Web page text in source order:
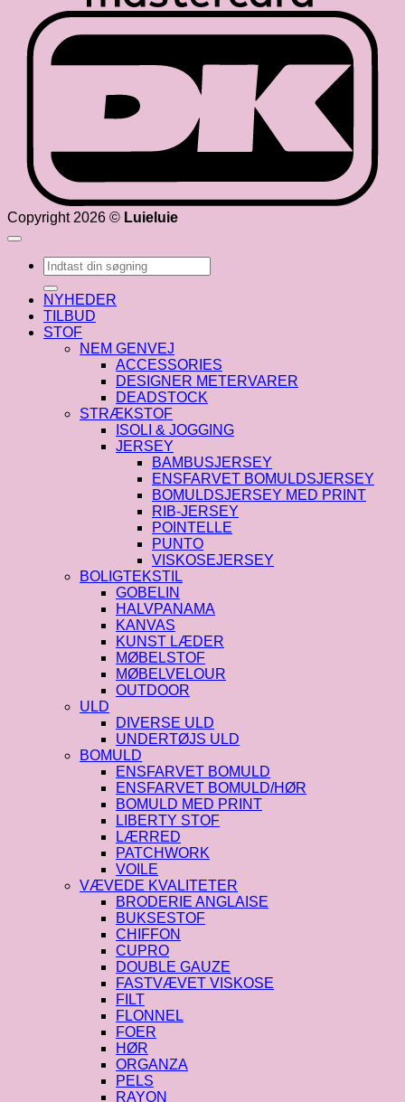
Copyright 2026 © Luieluie
Søg
efter:
NYHEDER
TILBUD
STOF
NEM GENVEJ
ACCESSORIES
DESIGNER METERVARER
DEADSTOCK
STRÆKSTOF
ISOLI & JOGGING
JERSEY
BAMBUSJERSEY
ENSFARVET BOMULDSJERSEY
BOMULDSJERSEY MED PRINT
RIB-JERSEY
POINTELLE
PUNTO
VISKOSEJERSEY
BOLIGTEKSTIL
GOBELIN
HALVPANAMA
KANVAS
KUNST LÆDER
MØBELSTOF
MØBELVELOUR
OUTDOOR
ULD
DIVERSE ULD
UNDERTØJS ULD
BOMULD
ENSFARVET BOMULD
ENSFARVET BOMULD/HØR
BOMULD MED PRINT
LIBERTY STOF
LÆRRED
PATCHWORK
VOILE
VÆVEDE KVALITETER
BRODERIE ANGLAISE
BUKSESTOF
CHIFFON
CUPRO
DOUBLE GAUZE
FASTVÆVET VISKOSE
FILT
FLONNEL
FOER
HØR
ORGANZA
PELS
RAYON